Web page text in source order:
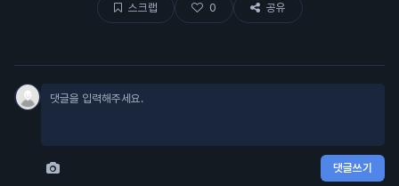
스크랩 0 공유
댓글쓰기